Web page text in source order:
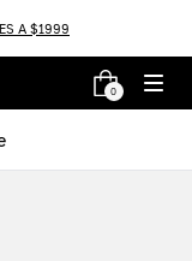
A $1999
0